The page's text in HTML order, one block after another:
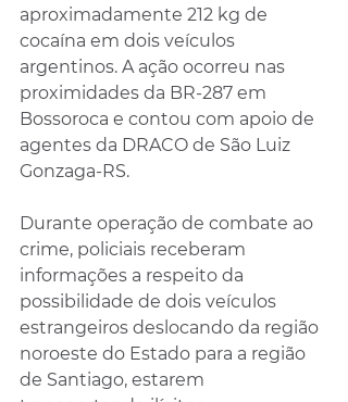
aproximadamente 212 kg de
cocaína em dois veículos
argentinos. A ação ocorreu nas
proximidades da BR-287 em
Bossoroca e contou com apoio de
agentes da DRACO de São Luiz
Gonzaga-RS.
Durante operação de combate ao
crime, policiais receberam
informações a respeito da
possibilidade de dois veículos
estrangeiros deslocando da região
noroeste do Estado para a região
de Santiago, estarem